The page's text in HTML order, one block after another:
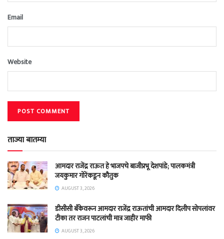
Email
Website
ताज्या बातम्या
आमदार राजेंद्र राऊत हे भाजपचे बाजीप्रभू देशपांडे; पालकमंत्री
जयकुमार गोरेंकडून कौतुक
AUGUST 3, 2026
डीसीसी बँकेवरून आमदार राजेंद्र राऊतांची आमदार दिलीप सोपलांवर
टीका तर राजन पाटलांची मात्र जाहीर माफी
AUGUST 3, 2026